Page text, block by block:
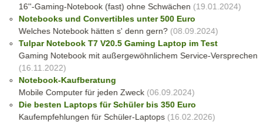
16''-Gaming-Notebook (fast) ohne Schwächen (19.01.2024)
Notebooks und Convertibles unter 500 Euro
Welches Notebook hätten s' denn gern?(08.09.2024)
Tulpar Notebook T7 V20.5 Gaming Laptop im Test
Gaming Notebook mit außergewöhnlichem Service-Versprechen
(16.11.2022)
Notebook-Kaufberatung
Mobile Computer für jeden Zweck(06.09.2024)
Die besten Laptops für Schüler bis 350 Euro
Kaufempfehlungen für Schüler-Laptops(16.02.2026)